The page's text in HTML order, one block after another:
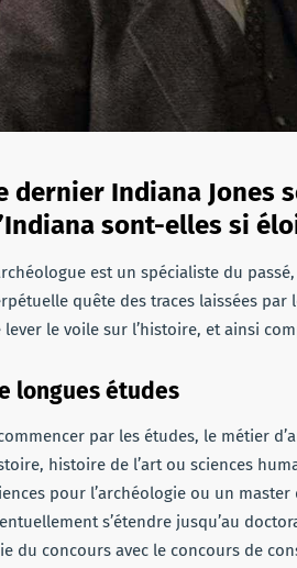
dernier Indiana Jones
sont-elles si
est un spécialiste du
quête des traces laissées
lever le voile sur l’histoire, et ainsi
longues études
par les études, le métier
histoire de l’art ou sciences
pour l’archéologie ou un
s’étendre jusqu’au
du concours avec le concours de